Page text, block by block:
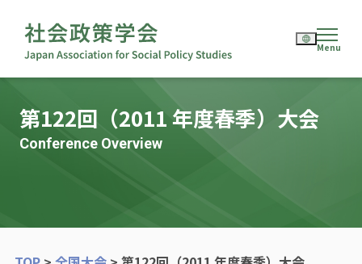
第122回（2011 年度春季）大会
Conference Overview